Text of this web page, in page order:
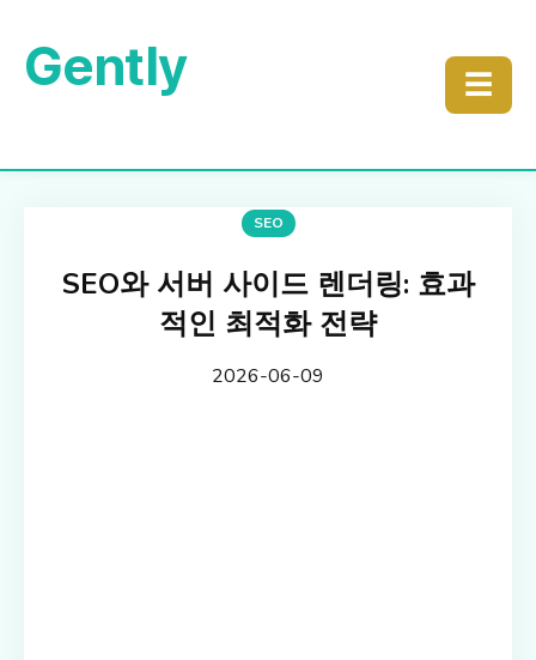
Gently ☰
SEO
SEO와 서버 사이드 렌더링: 효과
적인 최적화 전략
2026-06-09